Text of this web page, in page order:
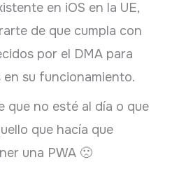
en iOS en la UE,
de que cumpla con
por el DMA para
su funcionamiento.
que no esté al día o que
que hacía que
una PWA 🙁